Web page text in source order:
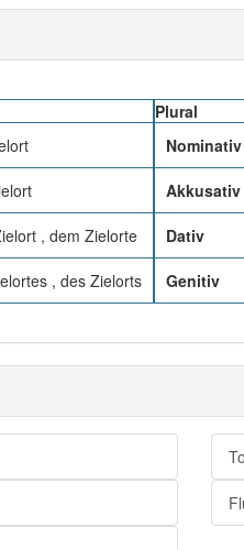
, dem Zielorte
, des Zielorts
Plural
Nominativ
Akkusativ
Dativ
Genitiv